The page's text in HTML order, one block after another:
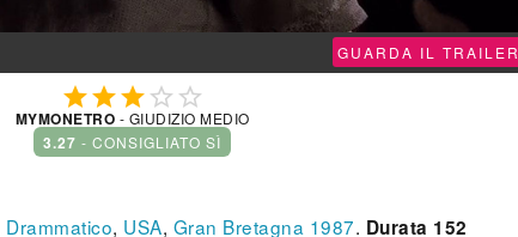
GUARDA IL TRAILER
  
MYMONETRO - GIUDIZIO MEDIO
3.27 - CONSIGLIATO SÌ
Drammatico, USA, Gran Bretagna 1987. Durata 152